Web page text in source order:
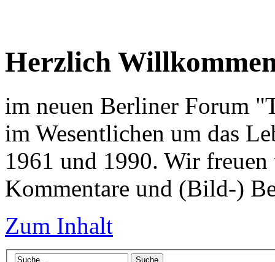
Herzlich
im neuen Berliner Forum
im Wesentlichen um das
1961 und 1990. Wir freuen
Kommentare und (Bild-)
Zum Inhalt